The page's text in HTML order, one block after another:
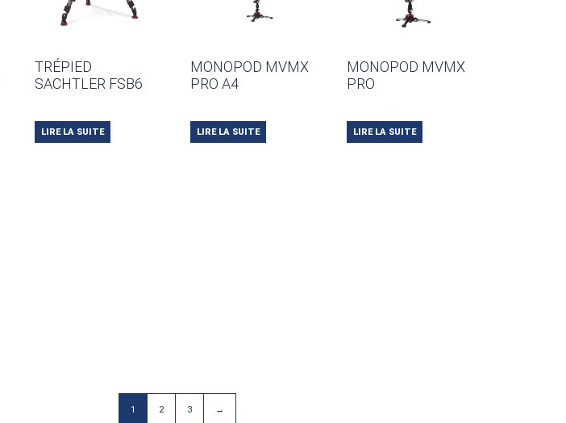
TRÉPIED
SACHTLER FSB6
LIRE LA SUITE
MONOPOD MVMX
PRO A4
LIRE LA SUITE
MONOPOD MVMX
PRO
LIRE LA SUITE
1 2 3 →